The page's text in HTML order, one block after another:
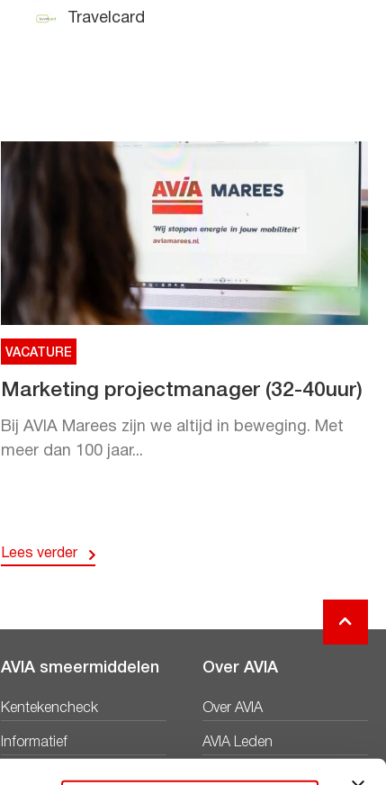
Travelcard
VACATURE
Marketing projectmanager (32-40uur)
Bij AVIA Marees zijn we altijd in beweging. Met
meer dan 100 jaar...
Lees verder
AVIA smeermiddelen
Kentekencheck
Informatief
Productbladen
Over AVIA
Over AVIA
AVIA Leden
Nieuws